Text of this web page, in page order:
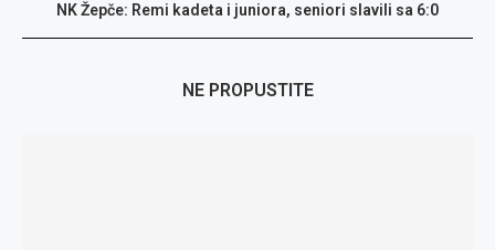
NK Žepče: Remi kadeta i juniora, seniori slavili sa 6:0
NE PROPUSTITE